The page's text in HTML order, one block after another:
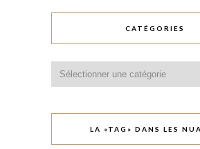
CATÉGORIES
LA «TAG» DANS LES